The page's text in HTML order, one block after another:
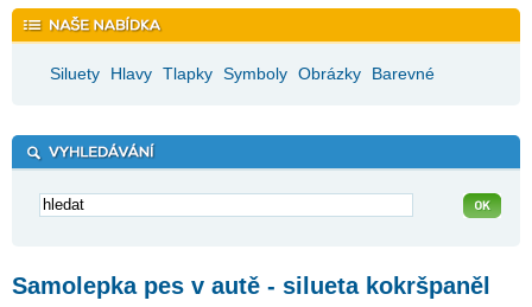
Siluety Hlavy Tlapky Symboly Obrázky Barevné
Samolepka pes v autě - silueta kokršpaněl